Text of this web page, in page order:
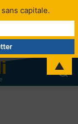
capitale.
▲